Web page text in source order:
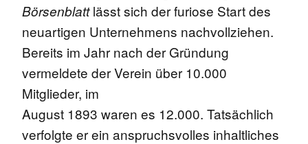
Börsenblattlässt sich der furiose Start des
neuartigen Unternehmens nachvollziehen.
Bereits im Jahr nach der Gründung
vermeldete der Verein über 10.000
Mitglieder, im
August 1893 waren es 12.000. Tatsächlich
verfolgte er ein anspruchsvolles inhaltliches